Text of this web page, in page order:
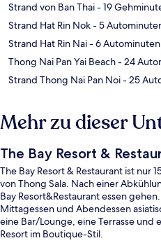
Strand von Ban Thai- 19
Strand Hat Rin Nok- 5
Strand Hat Rin Nai- 6 Autominuten
Thong Nai Pan Yai Beach- 24
Strand Thong Nai Pan Noi- 25
Mehr zu dieser
The Bay Resort &
The Bay Resort & Restaurant ist nur
von Thong Sala. Nach einer
Bay Resort&Restaurant essen
Mittagessen und Abendessen
eine Bar/Lounge, eine Terrasse und
Resort im Boutique-Stil.